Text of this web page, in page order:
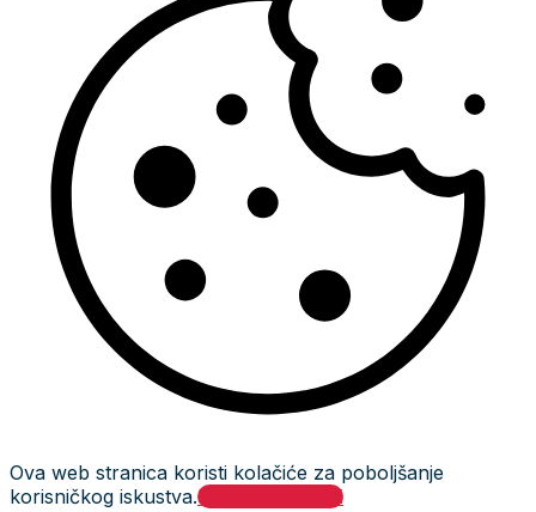
Ova web stranica koristi kolačiće za poboljšanje
korisničkog iskustva.Prihvati i zatvori